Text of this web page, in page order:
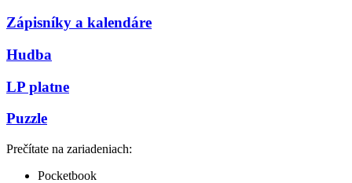
Zápisníky a kalendáre
Hudba
LP platne
Puzzle
Prečítate na zariadeniach:
Pocketbook